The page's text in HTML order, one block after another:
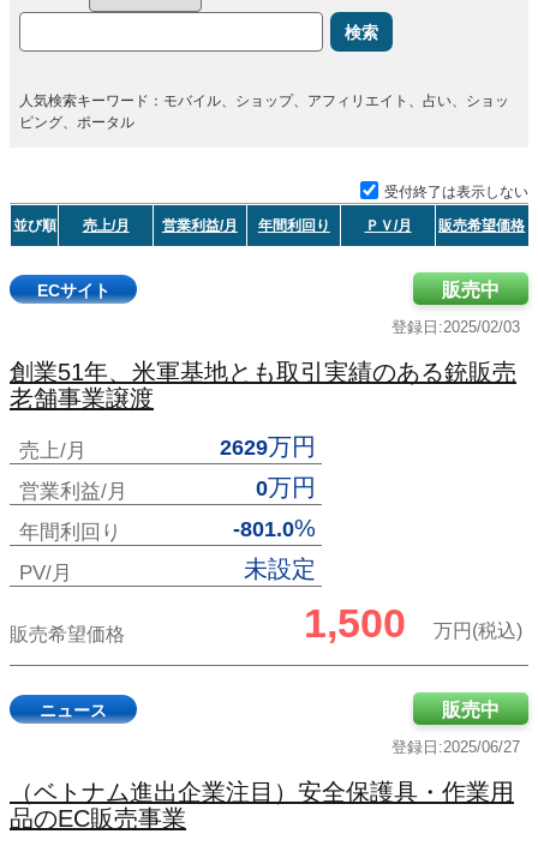
検索
人気検索キーワード：モバイル、ショップ、アフィリエイト、占い、ショッ
ピング、ポータル
受付終了は表示しない
並び順
売上/月 営業利益/月 年間利回り ＰＶ/月 販売希望価格
ECサイト
登録日:2025/02/03
販売中
創業51年、米軍基地とも取引実績のある銃販売
老舗事業譲渡
売上/月 2629万円
営業利益/月 0万円
年間利回り -801.0%
PV/月 未設定
販売希望価格 1,500 万円(税込)
ニュース
登録日:2025/06/27
販売中
（ベトナム進出企業注目）安全保護具・作業用
品のEC販売事業